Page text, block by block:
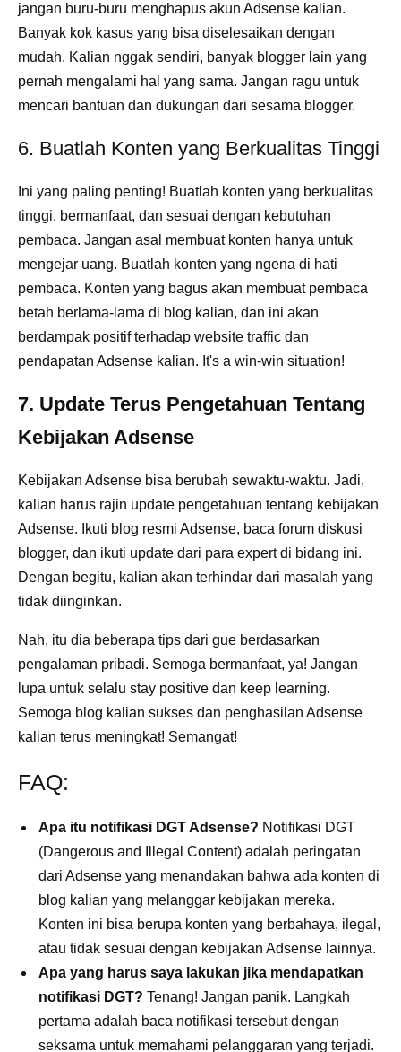
jangan buru-buru menghapus akun Adsense kalian.
Banyak kok kasus yang bisa diselesaikan dengan
mudah. Kalian nggak sendiri, banyak blogger lain yang
pernah mengalami hal yang sama. Jangan ragu untuk
mencari bantuan dan dukungan dari sesama blogger.
6. Buatlah Konten yang Berkualitas Tinggi
Ini yang paling penting! Buatlah konten yang berkualitas
tinggi, bermanfaat, dan sesuai dengan kebutuhan
pembaca. Jangan asal membuat konten hanya untuk
mengejar uang. Buatlah konten yang ngena di hati
pembaca. Konten yang bagus akan membuat pembaca
betah berlama-lama di blog kalian, dan ini akan
berdampak positif terhadap website traffic dan
pendapatan Adsense kalian. It's a win-win situation!
7. Update Terus Pengetahuan Tentang
Kebijakan Adsense
Kebijakan Adsense bisa berubah sewaktu-waktu. Jadi,
kalian harus rajin update pengetahuan tentang kebijakan
Adsense. Ikuti blog resmi Adsense, baca forum diskusi
blogger, dan ikuti update dari para expert di bidang ini.
Dengan begitu, kalian akan terhindar dari masalah yang
tidak diinginkan.
Nah, itu dia beberapa tips dari gue berdasarkan
pengalaman pribadi. Semoga bermanfaat, ya! Jangan
lupa untuk selalu stay positive dan keep learning.
Semoga blog kalian sukses dan penghasilan Adsense
kalian terus meningkat! Semangat!
FAQ:
Apa itu notifikasi DGT Adsense? Notifikasi DGT
(Dangerous and Illegal Content) adalah peringatan
dari Adsense yang menandakan bahwa ada konten di
blog kalian yang melanggar kebijakan mereka.
Konten ini bisa berupa konten yang berbahaya, ilegal,
atau tidak sesuai dengan kebijakan Adsense lainnya.
Apa yang harus saya lakukan jika mendapatkan
notifikasi DGT? Tenang! Jangan panik. Langkah
pertama adalah baca notifikasi tersebut dengan
seksama untuk memahami pelanggaran yang terjadi.